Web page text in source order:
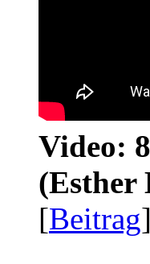
Video:
(Esther
[Beitrag